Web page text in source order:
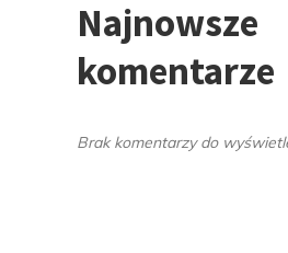
Najnowsze
komentarze
Brak komentarzy do